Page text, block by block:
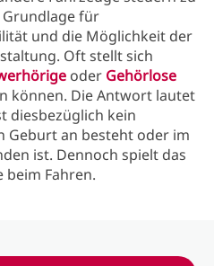
für
und die Möglichkeit der
Oft stellt sich
oder Gehörlose
können. Die Antwort lautet
diesbezüglich kein
Geburt an besteht oder im
ist. Dennoch spielt das
beim Fahren.